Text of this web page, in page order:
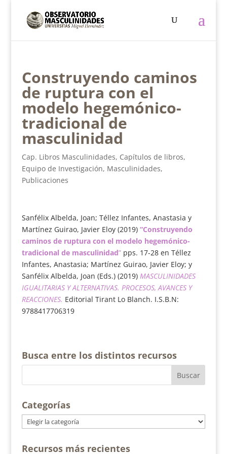
Construyendo caminos
de ruptura con el
modelo hegemónico-
tradicional de
masculinidad
Cap. Libros Masculinidades, Capítulos de libros,
Equipo de Investigación, Masculinidades,
Publicaciones
Sanfélix Albelda, Joan; Téllez Infantes, Anastasia y
Martínez Guirao, Javier Eloy (2019) “Construyendo
caminos de ruptura con el modelo hegemónico-
tradicional de masculinidad”pps. 17-28 en Téllez
Infantes, Anastasia; Martínez Guirao, Javier Eloy; y
Sanfélix Albelda, Joan (Eds.) (2019) MASCULINIDADES
IGUALITARIAS Y ALTERNATIVAS. PROCESOS, AVANCES Y
REACCIONES. Editorial Tirant Lo Blanch. I.S.B.N:
9788417706319
Busca entre los distintos recursos
Categorías
Categorías
Recursos más recientes